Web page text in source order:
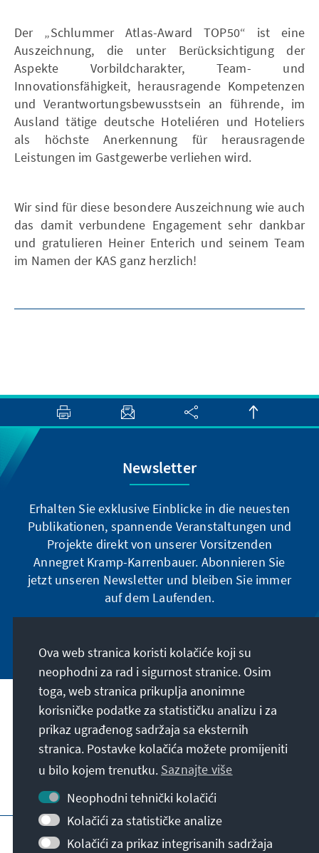
Der „Schlummer Atlas-Award TOP50“ ist eine
Auszeichnung, die unter Berücksichtigung der
Aspekte Vorbildcharakter, Team- und
Innovationsfähigkeit, herausragende Kompetenzen
und Verantwortungsbewusstsein an führende, im
Ausland tätige deutsche Hoteliéren und Hoteliers
als höchste Anerkennung für herausragende
Leistungen im Gastgewerbe verliehen wird.
Wir sind für diese besondere Auszeichnung wie auch
das damit verbundene Engagement sehr dankbar
und gratulieren Heiner Enterich und seinem Team
im Namen der KAS ganz herzlich!
Newsletter
Erhalten Sie exklusive Einblicke in die neuesten
Publikationen, spannende Veranstaltungen und
Projekte direkt von unserer Vorsitzenden
Annegret Kramp-Karrenbauer. Abonnieren Sie
jetzt unseren Newsletter und bleiben Sie immer
auf dem Laufenden.
Naša misija
Kontakt
Dodatne ponude fondacije
Impresum
Erklärung zur Barrierefreiheit
Barriere melden
Ova web stranica koristi kolačiće koji su
neophodni za rad i sigurnost stranice. Osim
toga, web stranica prikuplja anonimne
korisničke podatke za statističku analizu i za
prikaz ugrađenog sadržaja sa eksternih
stranica. Postavke kolačića možete promijeniti
u bilo kojem trenutku. Saznajte više
Neophodni tehnički kolačići
Kolačići za statističke analize
Kolačići za prikaz integrisanih sadržaja